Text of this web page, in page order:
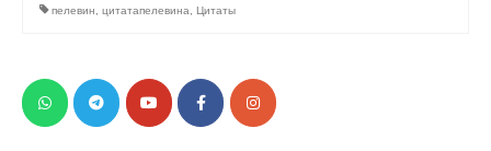
пелевин цитатапелевина Цитаты